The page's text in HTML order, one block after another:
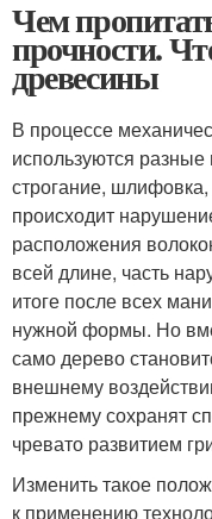
Чем
прочности.
древесины
В процессе
используются
строгание,
происходит
расположения
всей длине, часть
итоге после всех
нужной формы. Но
само дерево
внешнему
прежнему сохранят
чревато развитием
Изменить такое
к применению